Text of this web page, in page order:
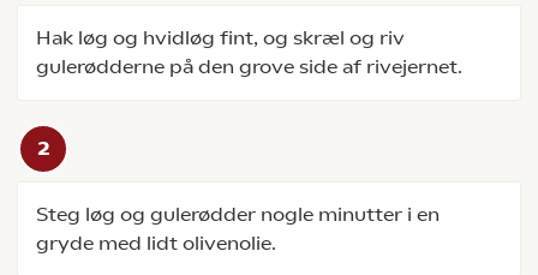
Hak løg og hvidløg fint, og skræl og riv
gulerødderne på den grove side af rivejernet.
Steg løg og gulerødder nogle minutter i en
gryde med lidt olivenolie.